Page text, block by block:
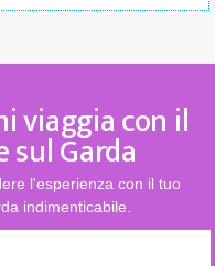
viaggia con il
sul Garda
l'esperienza con il tuo
indimenticabile.